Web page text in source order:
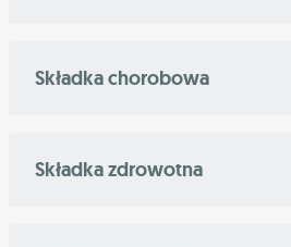
Składka chorobowa
Składka zdrowotna